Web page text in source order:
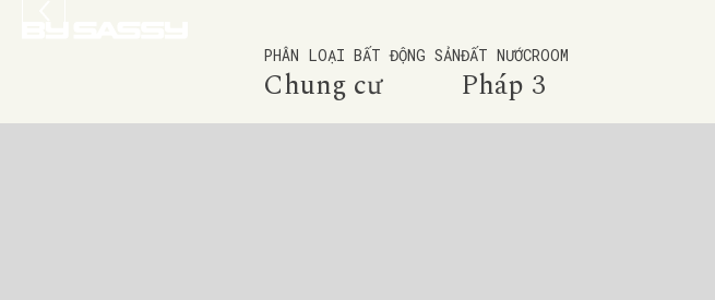
PHÂN LOẠI BẤT ĐỘNG SẢN
Chung cư
ĐẤT NƯỚC
Pháp
ROOM
3